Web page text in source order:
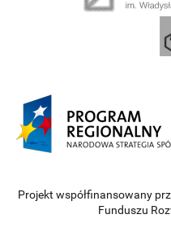
Projekt współfinansowany
Funduszu